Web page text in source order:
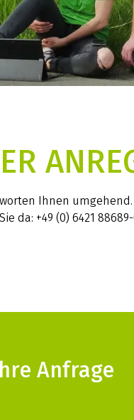
Ihnen
da: +49 (0) 6421 88689-
Anfrage